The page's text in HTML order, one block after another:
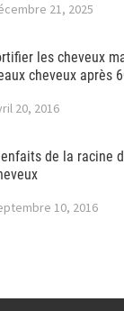
21, 2025
les cheveux
cheveux après
20, 2016
de la racine
10, 2016